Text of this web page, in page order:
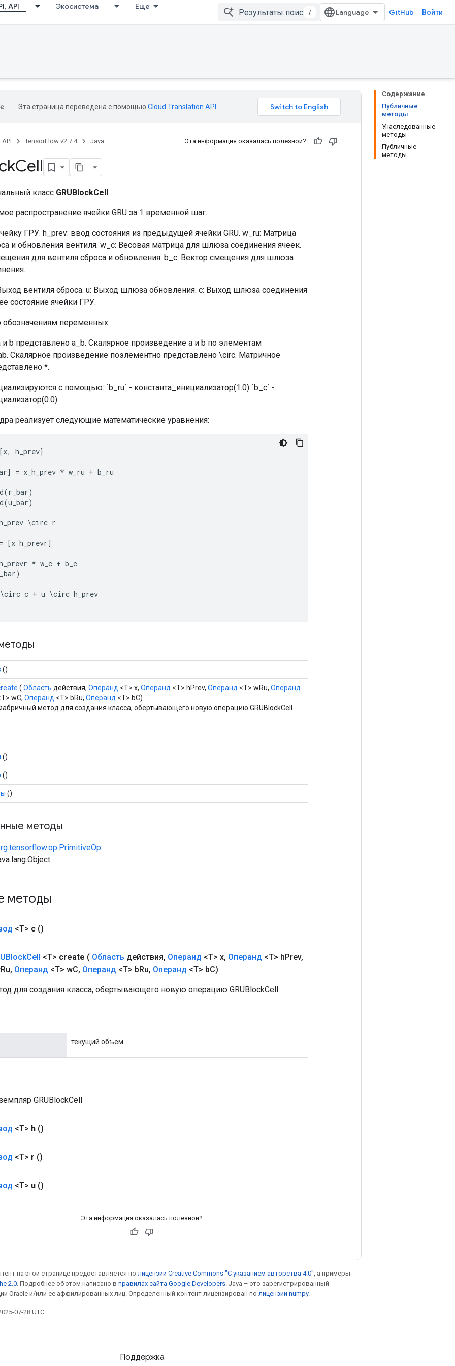
API Экосистема Ещё
/ GitHub Войти
Содержание
Публичные
методы
Унаследованные
методы
Публичные
методы
Эта страница переведена с помощью Cloud Translation API
API TensorFlow v2.7.4 Java Эта информация оказалась полезной?
Cell
класс GRUBlockCell
распространение ячейки GRU за 1 временной шаг.
ГРУ. h_prev: ввод состояния из предыдущей ячейки GRU. w_ru: Матрица
и обновления вентиля. w_c: Весовая матрица для шлюза соединения ячеек.
для вентиля сброса и обновления. b_c: Вектор смещения для шлюза
вентиля сброса. u: Выход шлюза обновления. c: Выход шлюза соединения
состояние ячейки ГРУ.
переменных:
b представлено a_b. Скалярное произведение a и b по элементам
Скалярное произведение поэлементно представлено \circ. Матричное
*.
с помощью: `b_ru` - константа_инициализатор(1.0) `b_c` -
реализует следующие математические уравнения:
[x, h_prev]
] = x_h_prev * w_ru + b_ru
(r_bar)
(u_bar)
\circ r
= [x h_prevr]
* w_c + b_c
)
\circ c + u \circ h_prev
()
( Область действия, Операнд <T> x, Операнд <T> hPrev, Операнд <T> wRu, Операнд
wC, Операнд <T> bRu, Операнд <T> bC)
метод для создания класса, обертывающего новую операцию GRUBlockCell.
()
()
()
методы
методы
<T> c ()
Cell <T> create ( Область действия, Операнд <T> x, Операнд <T> hPrev,
Ru, Операнд <T> wC, Операнд <T> bRu, Операнд <T> bC)
для создания класса, обертывающего новую операцию GRUBlockCell.
текущий объем
GRUBlockCell
<T> h ()
<T> r ()
<T> u ()
Эта информация оказалась полезной?
на этой странице предоставляется по лицензии Creative Commons "С указанием авторства 4.0" , а примеры
2.0 . Подробнее об этом написано в правилах сайта Google Developers . Java – это зарегистрированный
Oracle и/или ее аффилированных лиц. Определенный контент лицензирован по лицензии numpy.
07-28 UTC.
Поддержка